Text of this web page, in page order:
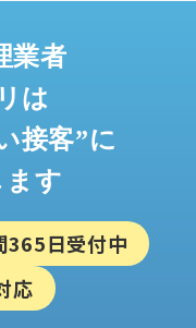
業者
は
接客”に
す
365日受付中
応